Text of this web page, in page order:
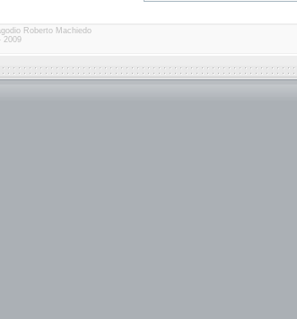
Roberto Machiedo
2009